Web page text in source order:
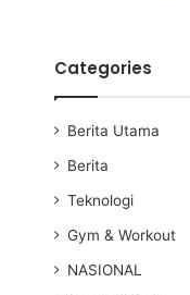
Categories
Berita Utama
Berita
Teknologi
Gym & Workout
NASIONAL